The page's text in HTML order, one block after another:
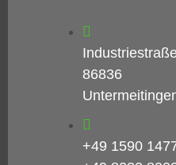
86836
+49 1590